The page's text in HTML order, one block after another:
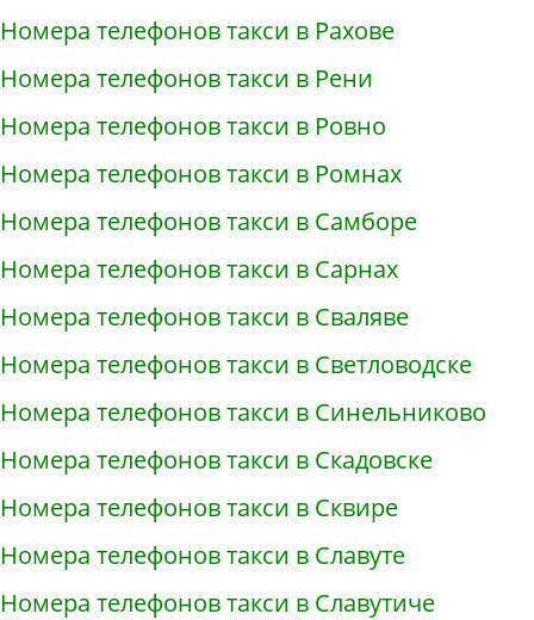
Номера телефонов такси в Рахове
Номера телефонов такси в Рени
Номера телефонов такси в Ровно
Номера телефонов такси в Ромнах
Номера телефонов такси в Самборе
Номера телефонов такси в Сарнах
Номера телефонов такси в Сваляве
Номера телефонов такси в Светловодске
Номера телефонов такси в Синельниково
Номера телефонов такси в Скадовске
Номера телефонов такси в Сквире
Номера телефонов такси в Славуте
Номера телефонов такси в Славутиче